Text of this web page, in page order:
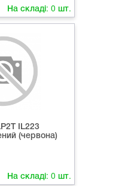
На складі: 0 шт.
IL223
(червона)
На складі: 0 шт.